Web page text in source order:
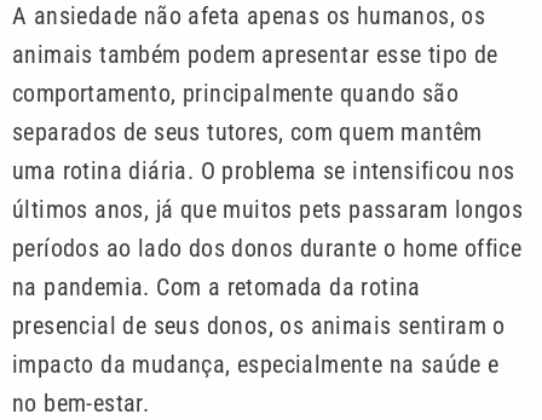
A ansiedade não afeta apenas os humanos, os
animais também podem apresentar esse tipo de
comportamento, principalmente quando são
separados de seus tutores, com quem mantêm
uma rotina diária. O problema se intensificou nos
últimos anos, já que muitos pets passaram longos
períodos ao lado dos donos durante o home office
na pandemia. Com a retomada da rotina
presencial de seus donos, os animais sentiram o
impacto da mudança, especialmente na saúde e
no bem-estar.